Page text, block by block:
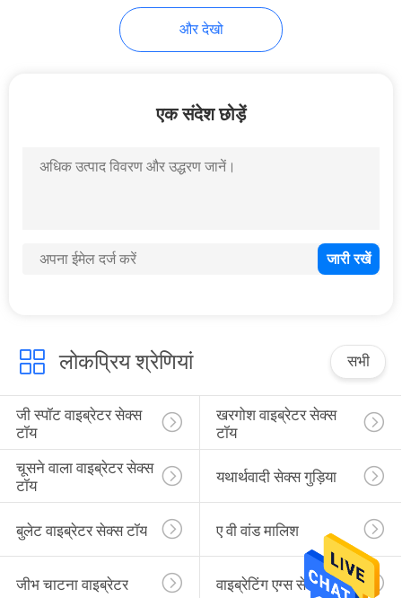
उद्धरण
PRIVACY
POLICY
और देखो
एक संदेश छोड़ें
लोकप्रिय श्रेणियां सभी
जी स्पॉट वाइब्रेटर सेक्स
टॉय
खरगोश वाइब्रेटर सेक्स
टॉय
चूसने वाला वाइब्रेटर सेक्स
टॉय
यथार्थवादी सेक्स गुड़िया
बुलेट वाइब्रेटर सेक्स टॉय ए वी वांड मालिश
जीभ चाटना वाइब्रेटर वाइब्रेटिंग एग्स सेक्स टॉय